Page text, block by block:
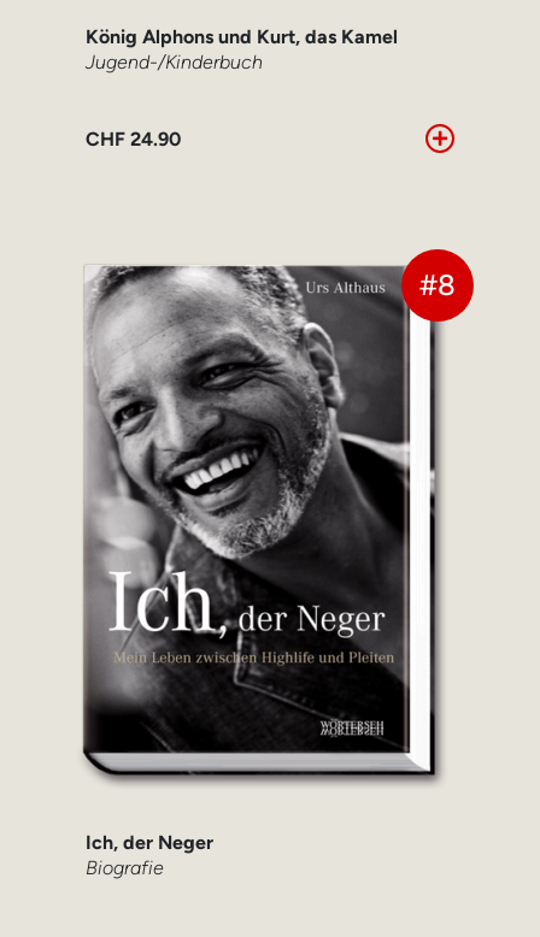
König Alphons und Kurt, das Kamel
Jugend-/Kinderbuch
CHF24.90
#8
Ich, der Neger
Biografie